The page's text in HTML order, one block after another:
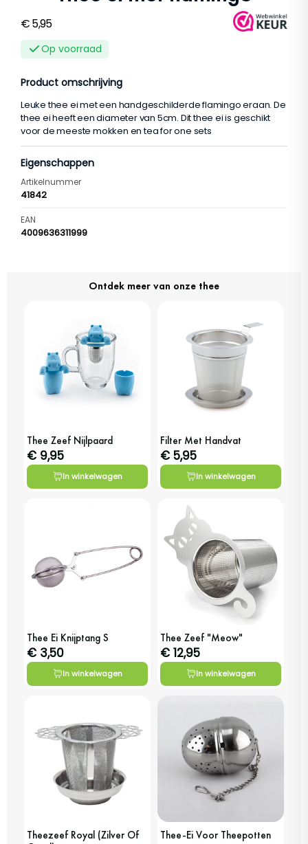
€5,95
Op voorraad
Product omschrijving
Leuke thee ei met een handgeschilderde flamingo eraan. De
thee ei heeft een diameter van 5cm. Dit thee ei is geschikt
voor de meeste mokken en tea for one sets
Eigenschappen
Artikelnummer
41842
EAN
4009636311999
Ontdek meer van onze thee
Thee Zeef Nijlpaard
€ 9,95
In winkelwagen
Filter Met Handvat
€ 5,95
In winkelwagen
Thee Ei Knijptang S
€ 3,50
In winkelwagen
Thee Zeef "Meow"
€ 12,95
In winkelwagen
Theezeef Royal (Zilver Of
Thee-Ei Voor Theepotten